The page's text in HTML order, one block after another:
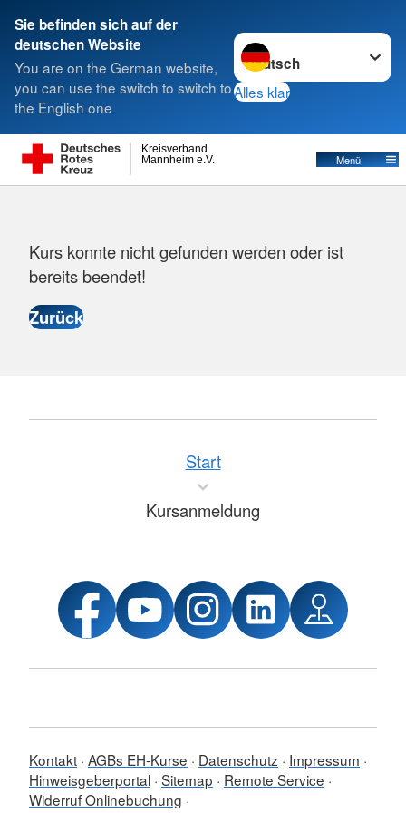
Sie befinden sich auf der
deutschen Website
You are on the German website,
you can use the switch to switch to
the English one
Sprache wechseln zu
Alles klar
Mannheim e.V.
Kreisverband
Menü
Suche
Kurs konnte nicht gefunden werden oder ist
bereits beendet!
Start
Kursanmeldung
Kontakt AGBs EH-Kurse Datenschutz
Impressum
Hinweisgeberportal Sitemap
Remote Service
Widerruf Onlinebuchung